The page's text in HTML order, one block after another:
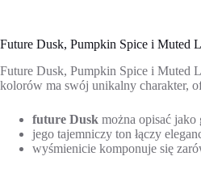
Future Dusk, Pumpkin Spice i Muted
Future Dusk, Pumpkin Spice i Muted
kolorów ma swój unikalny charakter,
future Dusk można opisać jako
jego tajemniczy ton łączy
wyśmienicie komponuje się